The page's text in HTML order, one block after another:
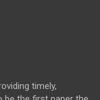
timely,